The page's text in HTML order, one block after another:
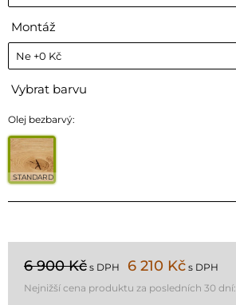
Montáž
Vybrat barvu
Olej bezbarvý:
STANDARD
6 900 Kč s DPH 6 210 Kč s DPH
Nejnižší cena produktu za posledních 30 dní: